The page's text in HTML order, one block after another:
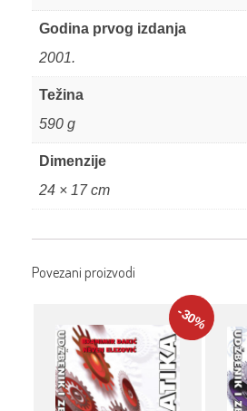
Godina prvog izdanja
2001.
Težina
590 g
Dimenzije
24 × 17 cm
Povezani proizvodi
-30%